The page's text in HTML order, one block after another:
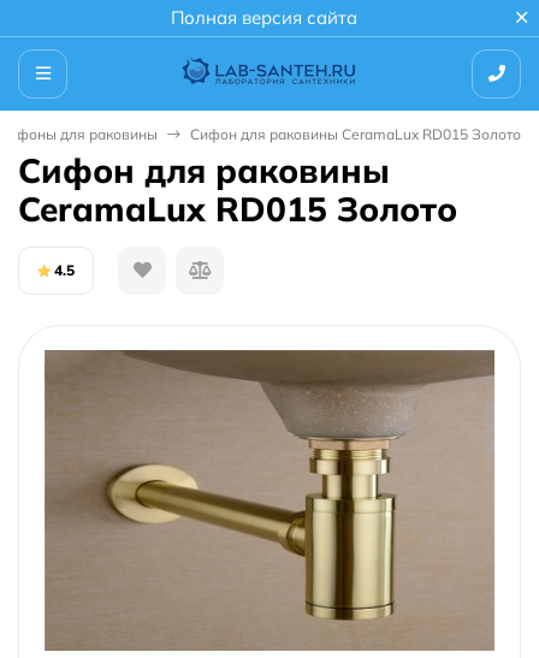
Полная версия сайта
Сифоны для раковины Сифон для раковины CeramaLux RD015 Золото
Сифон для раковины
CeramaLux RD015 Золото
4.5